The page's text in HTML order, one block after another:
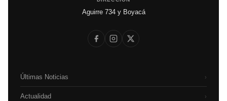
Aguirre 734 y Boyacá
Últimas Noticias ›
Actualidad ›